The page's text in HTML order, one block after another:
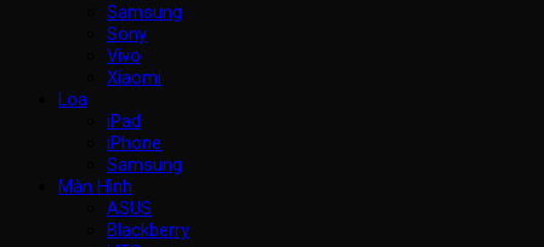
Samsung
Sony
Vivo
Xiaomi
Loa
iPad
iPhone
Samsung
Màn Hình
ASUS
Blackberry